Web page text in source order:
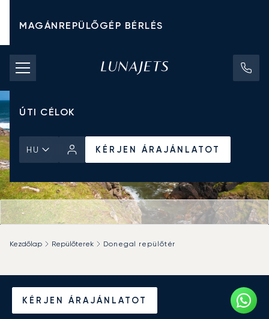
MAGÁNREPÜLŐGÉP BÉRLÉS
CHARTER ÁRAK
MAGÁNREPÜLŐGÉPEK
ÚTI CÉLOK
HU KÉRJEN ÁRAJÁNLATOT
KÉRJEN ÁRAJÁNLATOT
Kezdőlap Repülőterek Donegal repülőtér
Magánrepülőgép bérlése a
Donegal repülőtérre (CFN)